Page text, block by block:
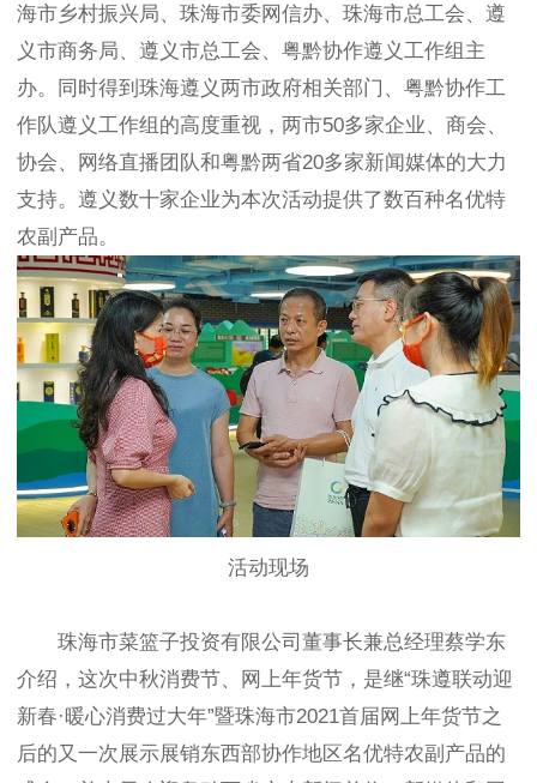
海市乡村振兴局、珠海市委网信办、珠海市总工会、遵
义市商务局、遵义市总工会、粤黔协作遵义工作组主
办。同时得到珠海遵义两市政府相关部门、粤黔协作工
作队遵义工作组的高度重视，两市50多家企业、商会、
协会、网络直播团队和粤黔两省20多家新闻媒体的大力
支持。遵义数十家企业为本次活动提供了数百种名优特
农副产品。
活动现场
珠海市菜篮子投资有限公司董事长兼总经理蔡学东
介绍，这次中秋消费节、网上年货节，是继“珠遵联动迎
新春·暖心消费过大年”暨珠海市2021首届网上年货节之
后的又一次展示展销东西部协作地区名优特农副产品的